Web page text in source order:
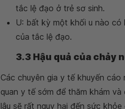
tắc lệ đạo ở trẻ sơ sinh.
U: bất kỳ một khối u nào có
của tắc lệ đạo.
3.3 Hậu quả của chảy
Các chuyên gia y tế khuyến cáo
quan y tế sớm để thăm khám
lâu sẽ rất nguy hại đến sức khỏe